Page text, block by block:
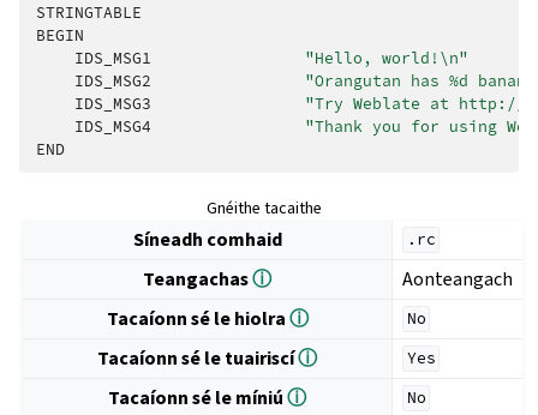
STRINGTABLE
BEGIN
IDS_MSG1
"Hello, world! \n"
IDS_MSG2
"Orangutan has %d
IDS_MSG3
"Try Weblate at http://
IDS_MSG4
"Thank you for using
END
Gnéithe tacaithe
Síneadh comhaid .rc
Teangachasⓘ
Aonteangach
Tacaíonn sé le hiolraⓘ No
Tacaíonn sé le tuairiscíⓘ Yes
Tacaíonn sé le míniúⓘ No